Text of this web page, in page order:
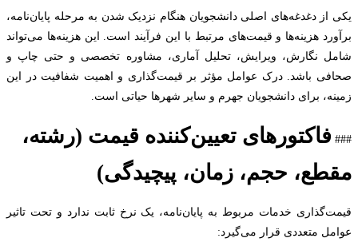
دغدغه‌های اصلی دانشجویان هنگام نزدیک شدن به مرحله پایان‌نامه،
هزینه‌ها و قیمت‌های مرتبط با این فرآیند است. این هزینه‌ها می‌تواند
نگارش، ویرایش، تحلیل آماری، مشاوره تخصصی و حتی چاپ و
باشد. درک عوامل مؤثر بر قیمت‌گذاری و اهمیت شفافیت در این
برای دانشجویان جهرم و سایر شهرها حیاتی است.
فاکتورهای تعیین‌کننده قیمت (رشته،
حجم، زمان، پیچیدگی)
خدمات مربوط به پایان‌نامه، یک نرخ ثابت ندارد و تحت تاثیر
متعددی قرار می‌گیرد: